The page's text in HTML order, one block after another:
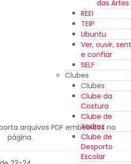
das Artes
REEI
TEIP
Ubuntu
Ver, ouvir,
e confiar
SELF
Clubes
Clubes
Clube da
Costura
Clube de
Xadrez
Clube de
Desporto
Escolar
arquivos PDF embebidos na
página.